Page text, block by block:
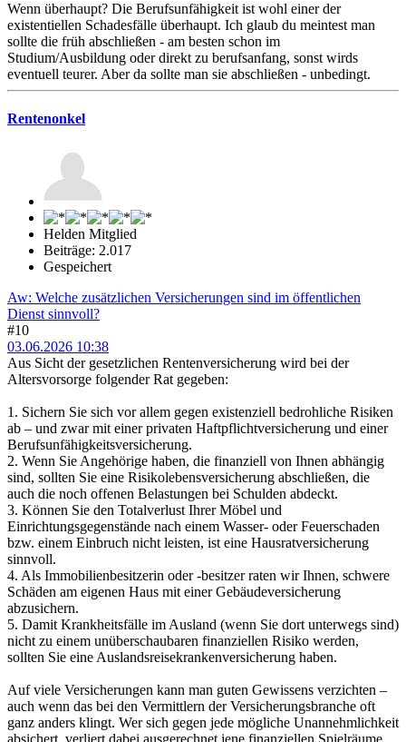
Wenn überhaupt? Die Berufsunfähigkeit ist wohl einer der
existentiellen Schadesfälle überhaupt. Ich glaub du meintest man
sollte die früh abschließen - am besten schon im
Studium/Ausbildung oder direkt zu berufsanfang, sonst wirds
eventuell teurer. Aber da sollte man sie abschließen - unbedingt.
Rentenonkel
Helden Mitglied
Beiträge: 2.017
Gespeichert
Aw: Welche zusätzlichen Versicherungen sind im öffentlichen
Dienst sinnvoll?
#10
03.06.2026 10:38
Aus Sicht der gesetzlichen Rentenversicherung wird bei der
Altersvorsorge folgender Rat gegeben:
1. Sichern Sie sich vor allem gegen existenziell bedrohliche Risiken
ab – und zwar mit einer privaten Haftpflichtversicherung und einer
Berufsunfähigkeitsversicherung.
2. Wenn Sie Angehörige haben, die finanziell von Ihnen abhängig
sind, sollten Sie eine Risikolebensversicherung abschließen, die
auch die noch offenen Belastungen bei Schulden abdeckt.
3. Können Sie den Totalverlust Ihrer Möbel und
Einrichtungsgegenstände nach einem Wasser- oder Feuerschaden
bzw. einem Einbruch nicht leisten, ist eine Hausratversicherung
sinnvoll.
4. Als Immobilienbesitzerin oder -besitzer raten wir Ihnen, schwere
Schäden am eigenen Haus mit einer Gebäudeversicherung
abzusichern.
5. Damit Krankheitsfälle im Ausland (wenn Sie dort unterwegs sind)
nicht zu einem unüberschaubaren finanziellen Risiko werden,
sollten Sie eine Auslandsreisekrankenversicherung haben.
Auf viele Versicherungen kann man guten Gewissens verzichten –
auch wenn das bei den Vermittlern der Versicherungsbranche oft
ganz anders klingt. Wer sich gegen jede mögliche Unannehmlichkeit
absichert, verliert dabei ausgerechnet jene finanziellen Spielräume,